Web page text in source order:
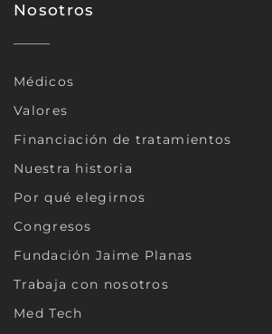
Nosotros
Médicos
Valores
Financiación de tratamientos
Nuestra historia
Por qué elegirnos
Congresos
Fundación Jaime Planas
Trabaja con nosotros
Med Tech